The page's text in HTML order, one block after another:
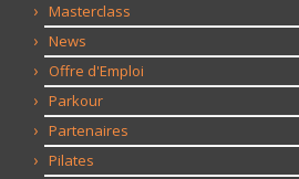
Masterclass
News
Offre d'Emploi
Parkour
Partenaires
Pilates